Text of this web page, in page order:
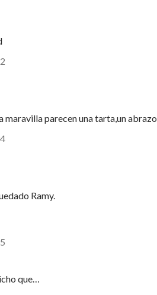
maravilla parecen una tarta,un abrazo
Ramy.
que…